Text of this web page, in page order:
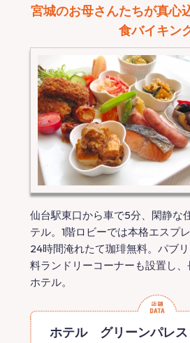
宮城のお母さんたちが真心
食バイキン
仙台駅東口から車で5分、閑静な
テル。1階ロビーでは本格エスプ
24時間淹れたて珈琲無料。パブ
料ランドリーコーナーも設置し
ホテル。
ホテル グリーンパレ